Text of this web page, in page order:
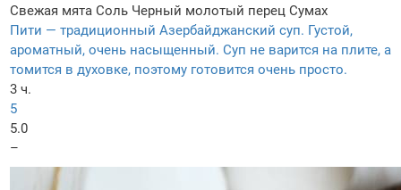
Свежая мята Соль Черный молотый перец Сумах
Пити — традиционный Азербайджанский суп. Густой,
ароматный, очень насыщенный. Суп не варится на плите, а
томится в духовке, поэтому готовится очень просто.
3 ч.
5
5.0
–